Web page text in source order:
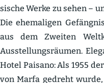
sische Werke zu sehen –
Die ehema­ligen
aus dem Zweiten
Ausstel­lungs­räumen.
Hotel Paisano: Als 1955
von Marfa gedreht